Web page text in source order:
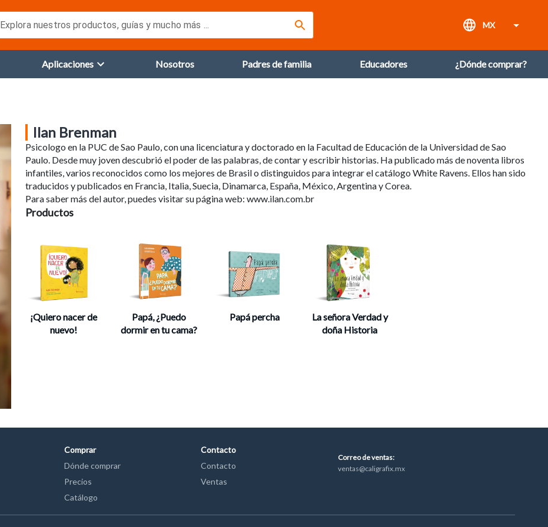
Explora nuestros productos, guías y mucho más ... MX
Aplicaciones Nosotros Padres de familia Educadores ¿Dónde comprar?
Volver
Ilan Brenman
Psicologo en la PUC de Sao Paulo, con una licenciatura y doctorado en la Facultad de Educación de la Universidad de Sao
Paulo. Desde muy joven descubrió el poder de las palabras, de contar y escribir historias. Ha publicado más de noventa libros
infantiles, varios reconocidos como los mejores de Brasil o distinguidos para integrar el catálogo White Ravens. Ellos han sido
traducidos y publicados en Francia, Italia, Suecia, Dinamarca, España, México, Argentina y Corea.
Para saber más del autor, puedes visitar su página web: www.ilan.com.br
Productos
¡Quiero nacer de
nuevo!
Papá, ¿Puedo
dormir en tu cama?
Papá percha
La señora Verdad y
doña Historia
Comprar
Dónde comprar
Precios
Catálogo
Contacto
Contacto
Ventas
Correo de ventas:
ventas@caligrafix.mx